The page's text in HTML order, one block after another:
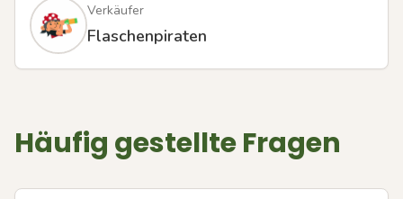
Verkäufer
Flaschenpiraten
Häufig gestellte Fragen